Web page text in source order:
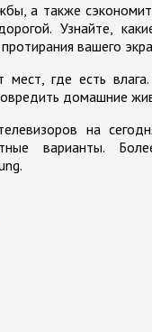
а также
Узнайте,
вашего
мест, где есть
домашние
на
варианты.